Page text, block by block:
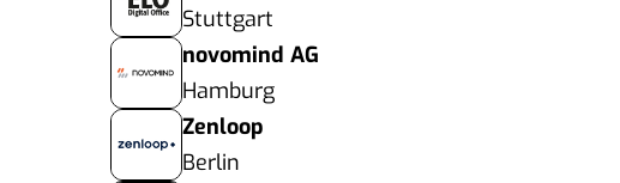
Stuttgart
novomind AG
Hamburg
Zenloop
Berlin